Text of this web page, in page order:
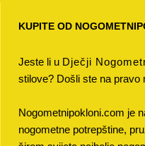
KUPITE OD
Jeste li u Dječji
stilove? Došli ste na pravo
Nogometnipokloni.com je
nogometne potrepštine,